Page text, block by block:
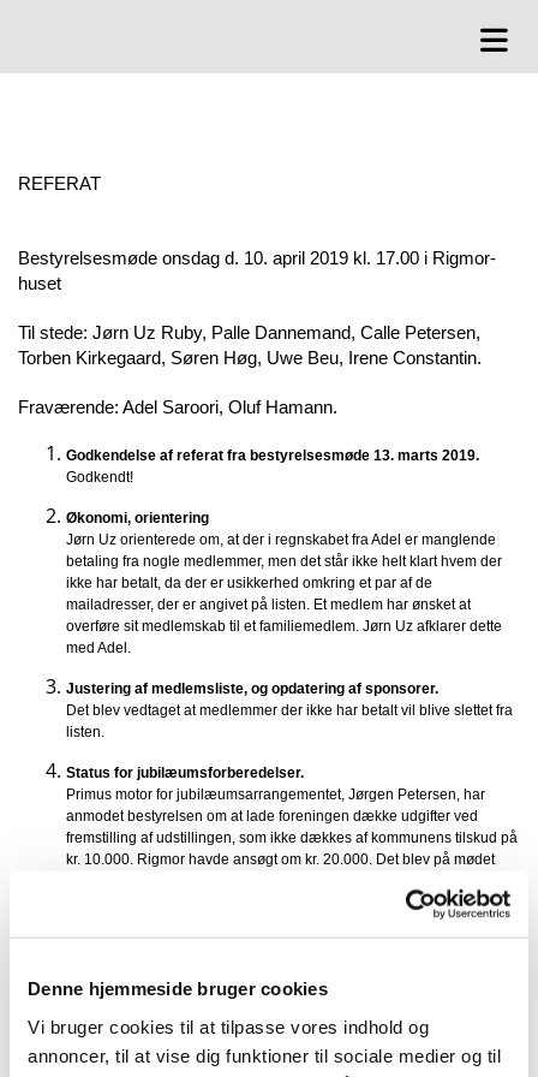
Denne hjemmeside bruger cookies
Vi bruger cookies til at tilpasse vores indhold og
annoncer, til at vise dig funktioner til sociale medier og til
REFERAT
Bestyrelsesmøde onsdag d. 10. april 2019 kl. 17.00 i Rigmor-
huset
Til stede: Jørn Uz Ruby, Palle Dannemand, Calle Petersen,
Torben Kirkegaard, Søren Høg, Uwe Beu, Irene Constantin.
Fraværende: Adel Saroori, Oluf Hamann.
Godkendelse af referat fra bestyrelsesmøde 13. marts 2019.
Godkendt!
Økonomi, orientering
Jørn Uz orienterede om, at der i regnskabet fra Adel er manglende
betaling fra nogle medlemmer, men det står ikke helt klart hvem der
ikke har betalt, da der er usikkerhed omkring et par af de
mailadresser, der er angivet på listen. Et medlem har ønsket at
overføre sit medlemskab til et familiemedlem. Jørn Uz afklarer dette
med Adel.
Justering af medlemsliste, og opdatering af sponsorer.
Det blev vedtaget at medlemmer der ikke har betalt vil blive slettet fra
listen.­­­
Status for jubilæumsforberedelser.
Primus motor for jubilæumsarrangementet, Jørgen Petersen, har
anmodet bestyrelsen om at lade foreningen dække udgifter ved
fremstilling af udstillingen, som ikke dækkes af kommunens tilskud på
kr. 10.000. Rigmor havde ansøgt om kr. 20.000. Det blev på mødet
blev besluttet, at foreningen i første omgang vil ansøge om sponsorat,
og hvis vi ikke kan få det, vil Rigmor budgettet betale det manglende
Orientering om Hjelm-aftale.
ikke været muligt at få en aftale i stand, så sagen er sat i bero. Jørn
oplyste, at en midlertidig aftale dog kan komme på tale, og den
mulighed vil han arbejde videre med, og orientere om udfaldet på